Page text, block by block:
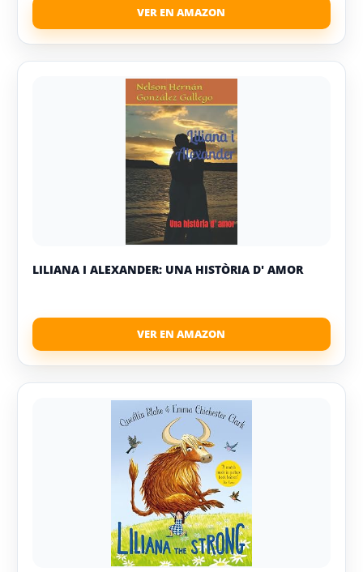
LILIANA I ALEXANDER: UNA HISTÒRIA D' AMOR